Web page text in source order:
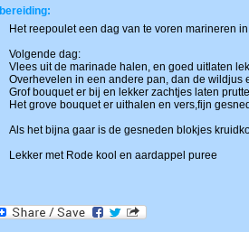
bereiding:
Het reepoulet een dag van te voren marineren
Volgende dag:
Vlees uit de marinade halen, en goed uitlaten
Overhevelen in een andere pan, dan de wildjus
Grof bouquet er bij en lekker zachtjes laten
Het grove bouquet er uithalen en vers,fijn
Als het bijna gaar is de gesneden blokjes
Lekker met Rode kool en aardappel puree